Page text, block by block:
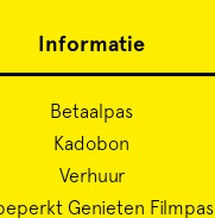
Informatie
Betaalpas
Kadobon
Verhuur
Genieten Filmpas